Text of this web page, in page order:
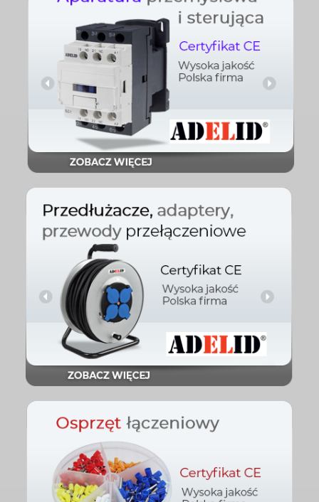
Aparatura
przemysłowa i
starująca
Sprawdź
Przedłużacze,
adaptery, przewody
przełaczeniowe
Sprawdź
Sprawdź